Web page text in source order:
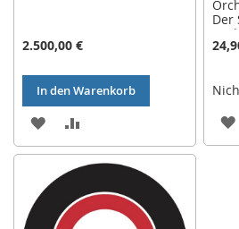
2.500,00 €
In den Warenkorb
ZUR
WUNSCHLISTE
HINZUFÜGEN
VERGLEICHSLISTE
HINZUFÜGEN
Der